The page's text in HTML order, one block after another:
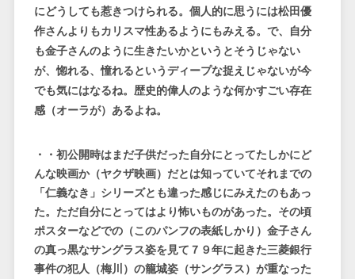
にどうしても惹きつけられる。個人的に思うには松田優
作さんよりもカリスマ性あるようにもみえる。で、自分
も金子さんのように生きたいかというとそうじゃない
が、惚れる、憧れるというディープな捉えじゃないが今
でも気にはなるね。歴史的偉人のような何かすごい存在
感（オーラが）あるよね。
・・初公開時はまだ子供だった自分にとってたしかにど
んな映画か（ヤクザ映画）だとは知っていてそれまでの
「仁義なき」シリーズとも違った感じにみえたのもあっ
た。ただ自分にとってはより怖いものがあった。その頃
ポスターなどでの（このパンフの表紙しかり）金子さん
の真っ黒なサングラス姿を見て７９年に起きた三菱銀行
事件の犯人（梅川）の籠城姿（サングラス）が重なった